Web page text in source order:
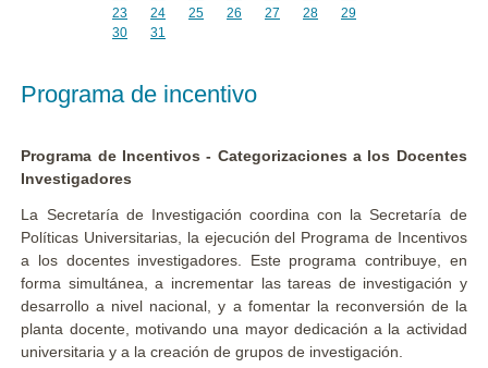
23
24 25 26 27 28
29
30
31
Programa de incentivo
Programa de Incentivos - Categorizaciones a los Docentes
Investigadores
La Secretaría de Investigación coordina con la Secretaría de
Políticas Universitarias, la ejecución del Programa de Incentivos
a los docentes investigadores. Este programa contribuye, en
forma simultánea, a incrementar las tareas de investigación y
desarrollo a nivel nacional, y a fomentar la reconversión de la
planta docente, motivando una mayor dedicación a la actividad
universitaria y a la creación de grupos de investigación.